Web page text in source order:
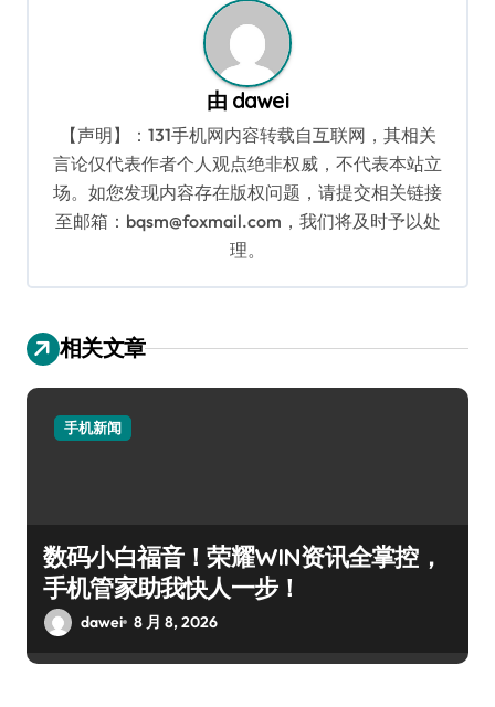
由 dawei
【声明】：131手机网内容转载自互联网，其相关
言论仅代表作者个人观点绝非权威，不代表本站立
场。如您发现内容存在版权问题，请提交相关链接
至邮箱：bqsm@foxmail.com，我们将及时予以处
理。
相关文章
手机新闻
数码小白福音！荣耀WIN资讯全掌控，
手机管家助我快人一步！
dawei 8 月 8, 2026